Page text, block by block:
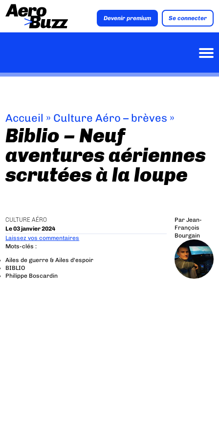
Devenir premium Se connecter
Accueil » Culture Aéro – brèves »
Biblio – Neuf
aventures aériennes
scrutées à la loupe
CULTURE AÉRO
Le 03 janvier 2024
Par Jean-
François
Bourgain
Laissez vos commentaires
Mots-clés :
Ailes de guerre & Ailes d'espoir
BIBLIO
Philippe Boscardin